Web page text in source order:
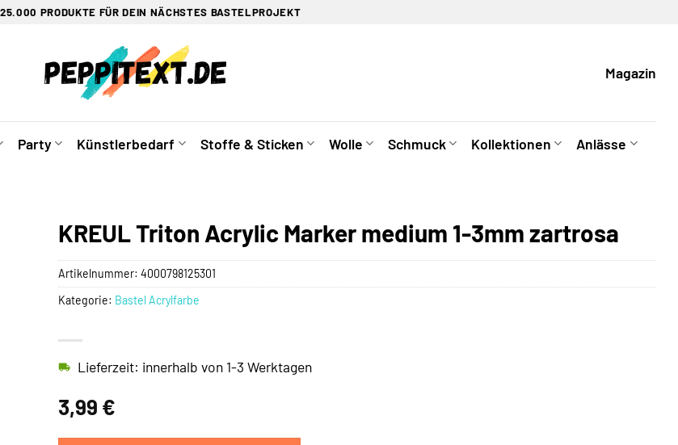
PRODUKTE FÜR DEIN NÄCHSTES BASTELPROJEKT
Magazin
Party Künstlerbedarf Stoffe & Sticken Wolle Schmuck Kollektionen Anlässe
KREUL Triton Acrylic Marker medium 1-3mm zartrosa
3,99 €
Lieferzeit: innerhalb von 1-3 Werktagen
Artikelnummer: 4000798125301
Kategorie: Bastel Acrylfarbe